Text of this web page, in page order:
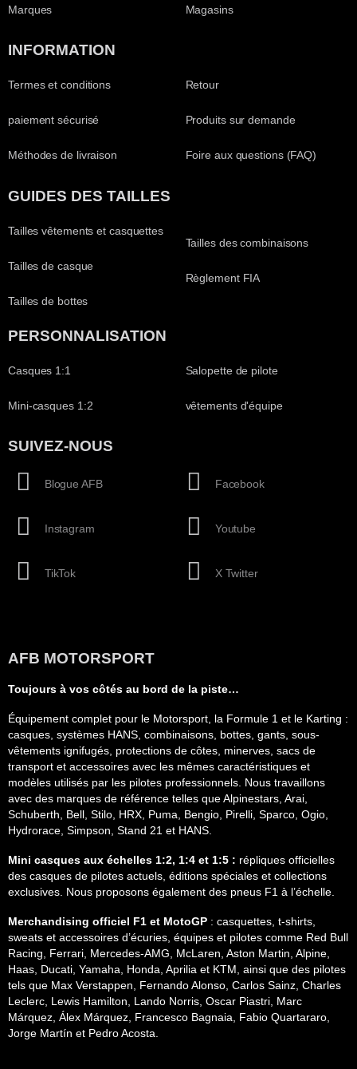
Marques Magasins
INFORMATION
Termes et conditions
paiement sécurisé
Méthodes de livraison
Retour
Produits sur demande
Foire aux questions (FAQ)
GUIDES DES TAILLES
Tailles vêtements et casquettes
Tailles de casque
Tailles de bottes
Tailles des combinaisons
Règlement FIA
PERSONNALISATION
Casques 1:1
Mini-casques 1:2
Salopette de pilote
vêtements d'équipe
SUIVEZ-NOUS
Blogue AFB
Instagram
TikTok
Facebook
Youtube
X Twitter
AFB MOTORSPORT
Toujours à vos côtés au bord de la piste…
Équipement complet pour le Motorsport, la Formule 1 et le Karting :
casques, systèmes HANS, combinaisons, bottes, gants, sous-
vêtements ignifugés, protections de côtes, minerves, sacs de
transport et accessoires avec les mêmes caractéristiques et
modèles utilisés par les pilotes professionnels. Nous travaillons
avec des marques de référence telles que Alpinestars, Arai,
Schuberth, Bell, Stilo, HRX, Puma, Bengio, Pirelli, Sparco, Ogio,
Hydrorace, Simpson, Stand 21 et HANS.
Mini casques aux échelles 1:2, 1:4 et 1:5 : répliques officielles
des casques de pilotes actuels, éditions spéciales et collections
exclusives. Nous proposons également des pneus F1 à l’échelle.
Merchandising officiel F1 et MotoGP : casquettes, t-shirts,
sweats et accessoires d’écuries, équipes et pilotes comme Red Bull
Racing, Ferrari, Mercedes-AMG, McLaren, Aston Martin, Alpine,
Haas, Ducati, Yamaha, Honda, Aprilia et KTM, ainsi que des pilotes
tels que Max Verstappen, Fernando Alonso, Carlos Sainz, Charles
Leclerc, Lewis Hamilton, Lando Norris, Oscar Piastri, Marc
Márquez, Álex Márquez, Francesco Bagnaia, Fabio Quartararo,
Jorge Martín et Pedro Acosta.